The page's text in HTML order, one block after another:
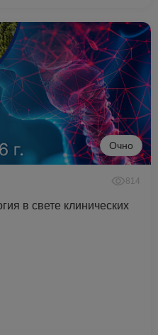
Очно
814
в свете клинических